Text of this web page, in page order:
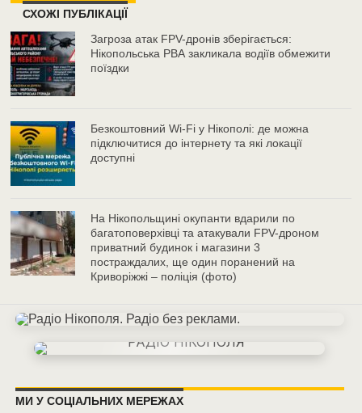
СХОЖІ ПУБЛІКАЦІЇ
Загроза атак FPV-дронів зберігається:
Нікопольська РВА закликала водіїв обмежити
поїздки
Безкоштовний Wi-Fi у Нікополі: де можна
підключитися до інтернету та які локації
доступні
На Нікопольщині окупанти вдарили по
багатоповерхівці та атакували FPV-дроном
приватний будинок і магазини 3
постраждалих, ще один поранений на
Криворіжжі – поліція (фото)
МИ У СОЦІАЛЬНИХ МЕРЕЖАХ